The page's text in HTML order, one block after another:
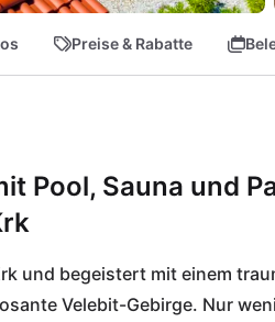
Preise & Rabatte
Pool, Sauna und
und begeistert mit einem
Velebit-Gebirge. Nur